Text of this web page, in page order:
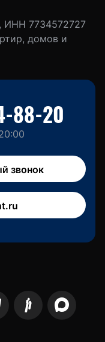
ИНН 7734572727
домов и
88-20
звонок